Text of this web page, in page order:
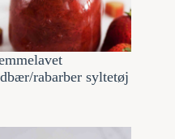
rabarber syltetøj